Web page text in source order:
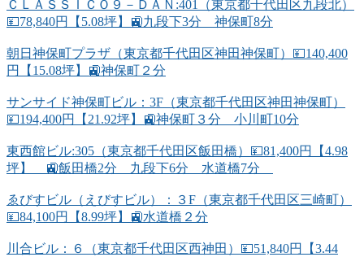
ＣＬＡＳＳＩＣＯ９－ＤＡＮ:401（東京都千代田区九段北）
💴78,840円【5.08坪】🚉九段下3分 神保町8分
朝日神保町プラザ（東京都千代田区神田神保町）💴140,400
円【15.08坪】🚉神保町２分
サンサイド神保町ビル：3F（東京都千代田区神田神保町）
💴194,400円【21.92坪】🚉神保町３分 小川町10分
東西館ビル:305（東京都千代田区飯田橋）💴81,400円【4.98
坪】 🚉飯田橋2分 九段下6分 水道橋7分
ゑびすビル（えびすビル）：３F（東京都千代田区三崎町）
💴84,100円【8.99坪】🚉水道橋２分
川合ビル：６（東京都千代田区西神田）💴51,840円【3.44